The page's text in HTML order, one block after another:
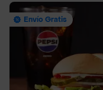
Envío Gratis